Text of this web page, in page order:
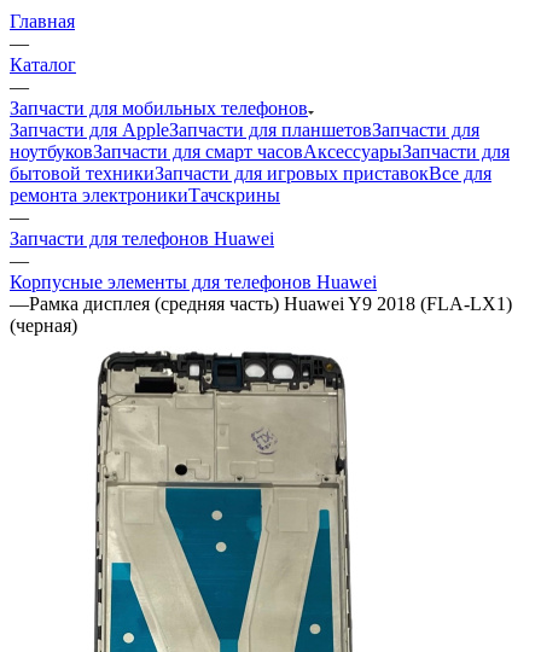
—
Запчасти для мобильных телефонов
Запчасти для Apple
ноутбуков
бытовой техники Запчасти для игровых приставок
ремонта электроникиТачскрины
—
Запчасти для телефонов Huawei
—
Корпусные элементы для телефонов Huawei
—
Рамка дисплея (средняя часть) Huawei Y9 2018 (FLA-LX1)
(черная)